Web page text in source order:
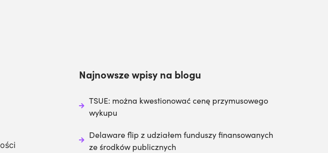
Najnowsze wpisy na blogu
TSUE: można kwestionować cenę przymusowego
wykupu
Delaware flip z udziałem funduszy finansowanych
ze środków publicznych